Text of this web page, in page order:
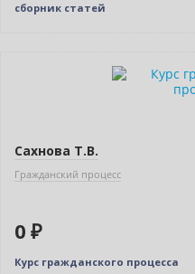
сборник статей
Сахнова Т.В.
Гражданский процесс
0 ₽
Курс гражданского процесса